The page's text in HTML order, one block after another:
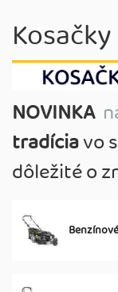
Kosačky
NOVINKA
tradíciavo
dôležité o